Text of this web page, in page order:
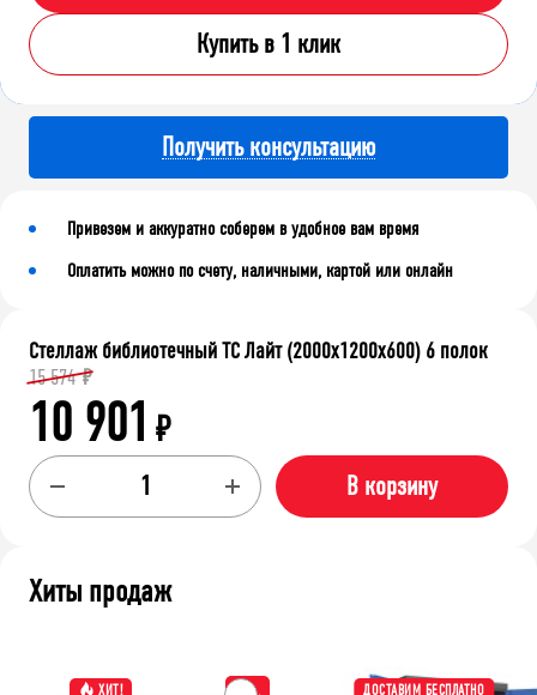
Купить в 1 клик
Получить консультацию
Привезем и аккуратно соберем в удобное вам время
Оплатить можно по счету, наличными, картой или онлайн
Стеллаж библиотечный ТС Лайт (2000x1200x600) 6 полок
15 574 ₽
10 901 ₽
В корзину
Хиты продаж
ХИТ!
ДОСТАВИМ БЕСПЛАТНО